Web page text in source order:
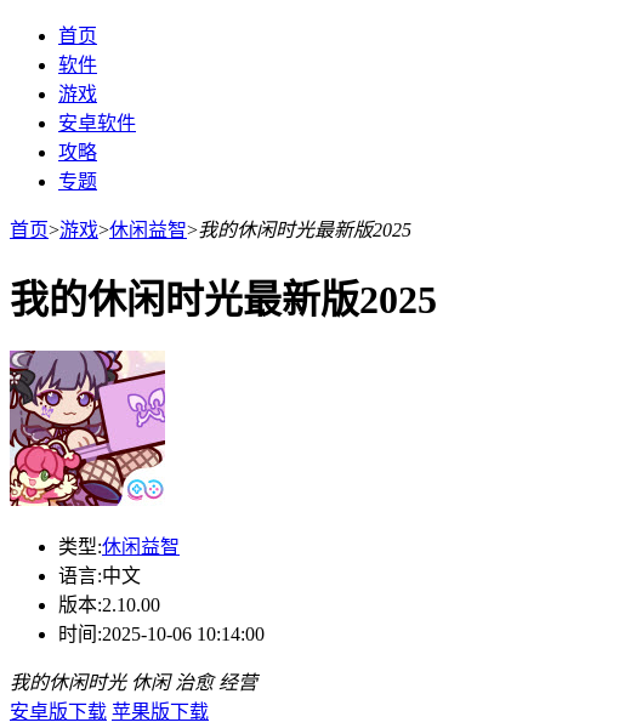
首页
软件
游戏
安卓软件
攻略
专题
首页>游戏>休闲益智>我的休闲时光最新版2025
我的休闲时光最新版2025
类型:休闲益智
语言:中文
版本:2.10.00
时间:2025-10-06 10:14:00
我的休闲时光 休闲 治愈 经营
安卓版下载 苹果版下载